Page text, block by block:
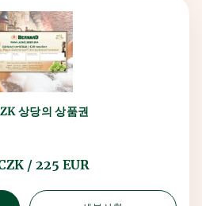
상당의 상품권
/ 225 EUR